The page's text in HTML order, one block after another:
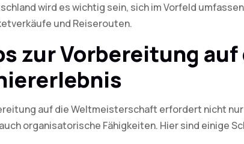
wird es wichtig sein, sich im Vorfeld
und Reiserouten.
zur Vorbereitung auf
auf die Weltmeisterschaft erfordert nicht
organisatorische Fähigkeiten. Hier sind einige